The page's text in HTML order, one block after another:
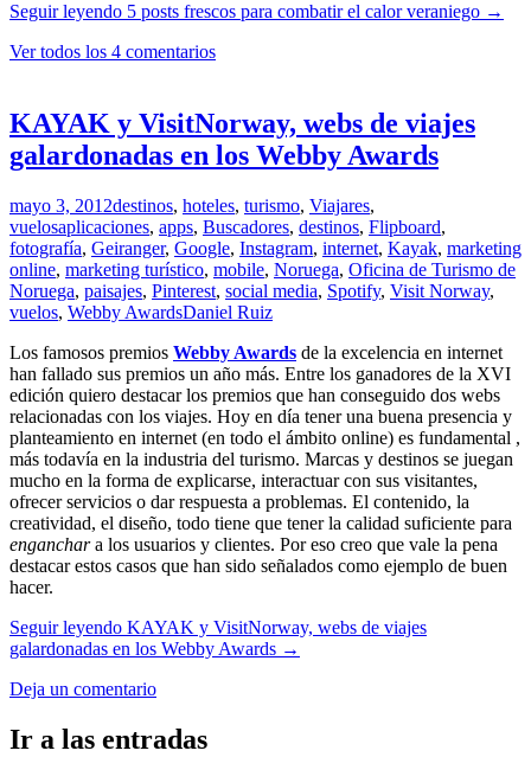
Seguir leyendo 5 posts frescos para combatir el calor veraniego →
Ver todos los 4 comentarios
KAYAK y VisitNorway, webs de viajes
galardonadas en los Webby Awards
mayo 3, 2012destinos, hoteles, turismo, Viajares,
vuelosaplicaciones, apps, Buscadores, destinos, Flipboard,
fotografía, Geiranger, Google, Instagram, internet, Kayak, marketing
online, marketing turístico, mobile, Noruega, Oficina de Turismo de
Noruega, paisajes, Pinterest, social media, Spotify, Visit Norway,
vuelos, Webby AwardsDaniel Ruiz
Los famosos premios Webby Awards de la excelencia en internet
han fallado sus premios un año más. Entre los ganadores de la XVI
edición quiero destacar los premios que han conseguido dos webs
relacionadas con los viajes. Hoy en día tener una buena presencia y
planteamiento en internet (en todo el ámbito online) es fundamental ,
más todavía en la industria del turismo. Marcas y destinos se juegan
mucho en la forma de explicarse, interactuar con sus visitantes,
ofrecer servicios o dar respuesta a problemas. El contenido, la
creatividad, el diseño, todo tiene que tener la calidad suficiente para
enganchara los usuarios y clientes. Por eso creo que vale la pena
destacar estos casos que han sido señalados como ejemplo de buen
hacer.
Seguir leyendo KAYAK y VisitNorway, webs de viajes
galardonadas en los Webby Awards →
Deja un comentario
Ir a las entradas